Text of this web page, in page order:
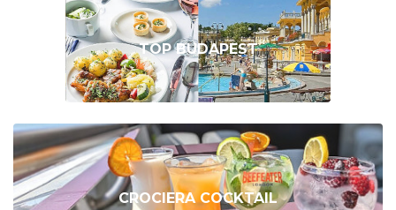
TOP BUDAPEST
CROCIERA COCKTAIL